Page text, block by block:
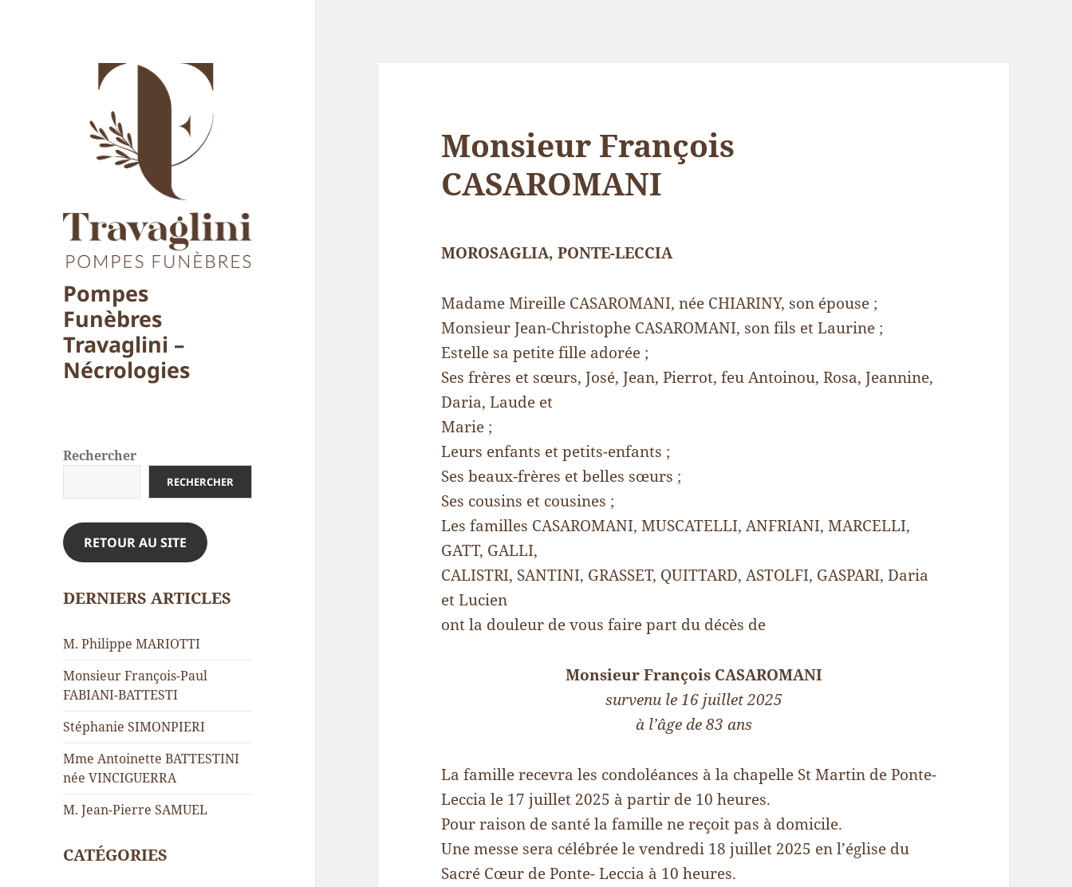
Pompes
Funèbres
Travaglini –
Nécrologies
Rechercher
RECHERCHER
RETOUR AU SITE
DERNIERS ARTICLES
M. Philippe MARIOTTI
Monsieur François-Paul
FABIANI-BATTESTI
Stéphanie SIMONPIERI
Mme Antoinette BATTESTINI
née VINCIGUERRA
M. Jean-Pierre SAMUEL
CATÉGORIES
Monsieur François
CASAROMANI
MOROSAGLIA, PONTE-LECCIA
Madame Mireille CASAROMANI, née CHIARINY, son épouse ;
Monsieur Jean-Christophe CASAROMANI, son fils et Laurine ;
Estelle sa petite fille adorée ;
Ses frères et sœurs, José, Jean, Pierrot, feu Antoinou, Rosa, Jeannine,
Daria, Laude et
Marie ;
Leurs enfants et petits-enfants ;
Ses beaux-frères et belles sœurs ;
Ses cousins et cousines ;
Les familles CASAROMANI, MUSCATELLI, ANFRIANI, MARCELLI,
GATT, GALLI,
CALISTRI, SANTINI, GRASSET, QUITTARD, ASTOLFI, GASPARI, Daria
et Lucien
ont la douleur de vous faire part du décès de
Monsieur François CASAROMANI
survenu le 16 juillet 2025
à l’âge de 83 ans
La famille recevra les condoléances à la chapelle St Martin de Ponte-
Leccia le 17 juillet 2025 à partir de 10 heures.
Pour raison de santé la famille ne reçoit pas à domicile.
Une messe sera célébrée le vendredi 18 juillet 2025 en l’église du
Sacré Cœur de Ponte- Leccia à 10 heures.